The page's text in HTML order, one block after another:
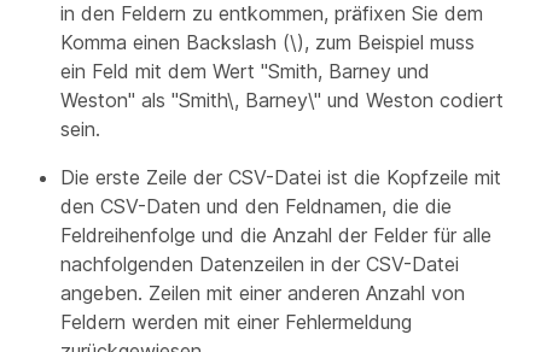
in den Feldern zu entkommen, präfixen Sie dem
Komma einen Backslash (\), zum Beispiel muss
ein Feld mit dem Wert "Smith, Barney und
Weston" als "Smith\, Barney\" und Weston codiert
sein.
Die erste Zeile der CSV-Datei ist die Kopfzeile mit
den CSV-Daten und den Feldnamen, die die
Feldreihenfolge und die Anzahl der Felder für alle
nachfolgenden Datenzeilen in der CSV-Datei
angeben. Zeilen mit einer anderen Anzahl von
Feldern werden mit einer Fehlermeldung